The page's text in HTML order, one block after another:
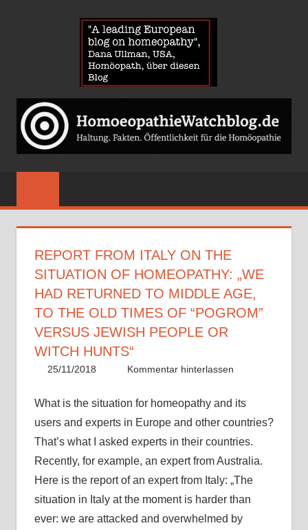
über
Homöopathie
und
GegnerREPORT FROM ITALY ON THE
SITUATION OF HOMEOPATHY: „WE
HAD RETURNED TO MIDDLE AGE,
TO THE OLD TIMES OF “POGROM”
VERSUS JEWISH PEOPLE OR
WITCH HUNTS“
25/11/2018 Christian J. Becker
Allgemein
Kommentar hinterlassen
What is the situation for homeopathy and its
users and experts in Europe and other countries?
That’s what I asked experts in their countries.
Recently, for example, an expert from Australia.
Here is the report of an expert from Italy: „The
situation in Italy at the moment is harder than
ever: we are attacked and overwhelmed by